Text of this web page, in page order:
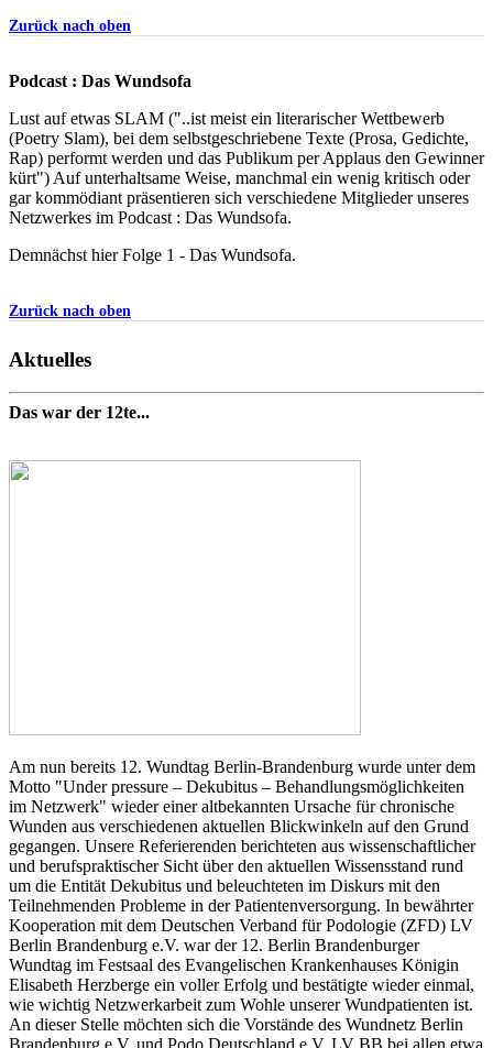
Zurück nach oben
Podcast : Das Wundsofa
Lust auf etwas SLAM ("..ist meist ein literarischer Wettbewerb
(Poetry Slam), bei dem selbstgeschriebene Texte (Prosa, Gedichte,
Rap) performt werden und das Publikum per Applaus den Gewinner
kürt") Auf unterhaltsame Weise, manchmal ein wenig kritisch oder
gar kommödiant präsentieren sich verschiedene Mitglieder unseres
Netzwerkes im Podcast : Das Wundsofa.
Demnächst hier Folge 1 - Das Wundsofa.
Zurück nach oben
Aktuelles
Das war der 12te...
Am nun bereits 12. Wundtag Berlin-Brandenburg wurde unter dem
Motto "Under pressure – Dekubitus – Behandlungsmöglichkeiten
im Netzwerk" wieder einer altbekannten Ursache für chronische
Wunden aus verschiedenen aktuellen Blickwinkeln auf den Grund
gegangen. Unsere Referierenden berichteten aus wissenschaftlicher
und berufspraktischer Sicht über den aktuellen Wissensstand rund
um die Entität Dekubitus und beleuchteten im Diskurs mit den
Teilnehmenden Probleme in der Patientenversorgung. In bewährter
Kooperation mit dem Deutschen Verband für Podologie (ZFD) LV
Berlin Brandenburg e.V. war der 12. Berlin Brandenburger
Wundtag im Festsaal des Evangelischen Krankenhauses Königin
Elisabeth Herzberge ein voller Erfolg und bestätigte wieder einmal,
wie wichtig Netzwerkarbeit zum Wohle unserer Wundpatienten ist.
An dieser Stelle möchten sich die Vorstände des Wundnetz Berlin